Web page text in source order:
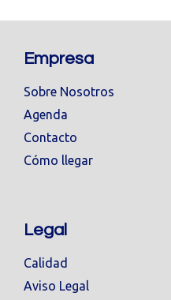
Empresa
Sobre Nosotros
Agenda
Contacto
Cómo llegar
Legal
Calidad
Aviso Legal